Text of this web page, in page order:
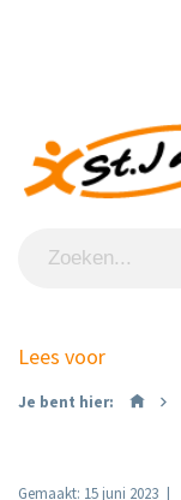
Lees voor
Je bent hier:
Gemaakt: 15 juni 2023